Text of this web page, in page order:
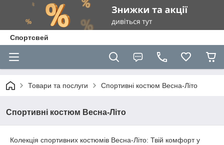
Спортсвей
Товари та послуги Спортивні костюм Весна-Літо
Спортивні костюм Весна-Літо
Колекція спортивних костюмів Весна-Літо: Твій комфорт у